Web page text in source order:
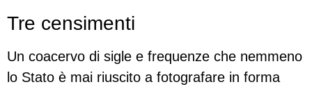
Tre censimenti
Un coacervo di sigle e frequenze che nemmeno
lo Stato è mai riuscito a fotografare in forma